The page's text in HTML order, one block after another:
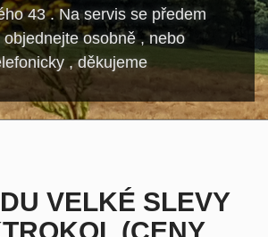
43 . Na servis se předem
osobně , nebo
, děkujeme
VELKÉ SLEVY